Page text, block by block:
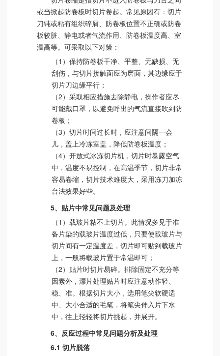
或当掀起防卷板时切片卷起。常见原因有：切片
刀钝或粘有组织碎屑、防卷板位置不正确或防卷
板较脏、静电或者气流作用、防卷板温度高、室
温高等。可采取以下对策：
（1）保持防卷板干净、平整、无缺损、无
刮伤，与切片接触面应为磨面，其边缘应于
切片刀边缘平行；
（2）采取相应措施去除静电，操作者应尽
可能戴口罩，以避免呼出的气流直接吹到防
卷板；
（3）切片时间过长时，应注意间隔一会
儿，盖上冷冻室盖，降低防卷板温度；
（4）开放式冰冻切片机，切片时暴露空气
中，温度不易控制，在高温季节，切片非常
容易卷缩，切片技术难度大，采用冻刀加冻
台法效果好些。
5、贴片中常见问题及处理
（1）载玻片粘不上切片。此情况多见于准
备片染的载玻片温度过低，只要使载玻片与
切片间有一定温度差，切片即可贴到载玻片
上，一般将载玻片置于常温即可；
（2）贴片时切片易碎。排除固定不充分等
因素外，漂片处理贴片时应注意动作轻、
稳、准。根据切片大小，选用笔尖软硬适
中、大小合适的毛笔，将笔尖伸入片下水
中，往上轻轻将切片挑起，并展开。
6、反应过程中常见问题分析及处理
6.1 切片脱落